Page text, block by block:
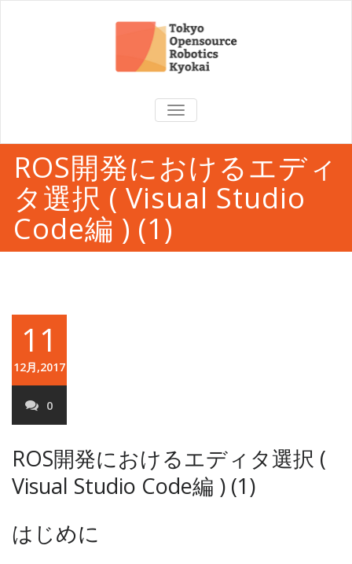
TOGGLE
NAVIGATION
ROS開発におけるエディ
タ選択 ( Visual Studio
Code編 ) (1)
11
12月,2017
0
ROS開発におけるエディタ選択 (
Visual Studio Code編 ) (1)
はじめに